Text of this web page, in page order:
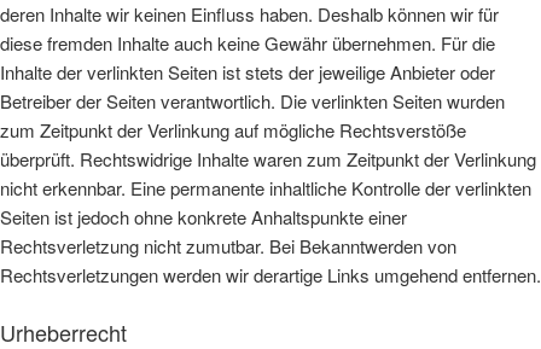
deren Inhalte wir keinen Einfluss haben. Deshalb können wir für
diese fremden Inhalte auch keine Gewähr übernehmen. Für die
Inhalte der verlinkten Seiten ist stets der jeweilige Anbieter oder
Betreiber der Seiten verantwortlich. Die verlinkten Seiten wurden
zum Zeitpunkt der Verlinkung auf mögliche Rechtsverstöße
überprüft. Rechtswidrige Inhalte waren zum Zeitpunkt der Verlinkung
nicht erkennbar. Eine permanente inhaltliche Kontrolle der verlinkten
Seiten ist jedoch ohne konkrete Anhaltspunkte einer
Rechtsverletzung nicht zumutbar. Bei Bekanntwerden von
Rechtsverletzungen werden wir derartige Links umgehend entfernen.
Urheberrecht